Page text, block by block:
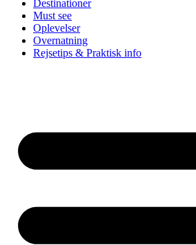
Destinationer
Must see
Oplevelser
Overnatning
Rejsetips & Praktisk info